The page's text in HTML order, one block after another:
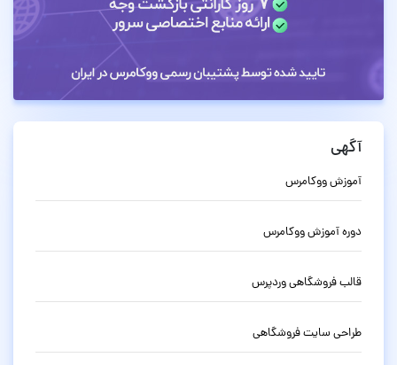
آگهی
آموزش ووکامرس
دوره آموزش ووکامرس
قالب فروشگاهی وردپرس
طراحی سایت فروشگاهی